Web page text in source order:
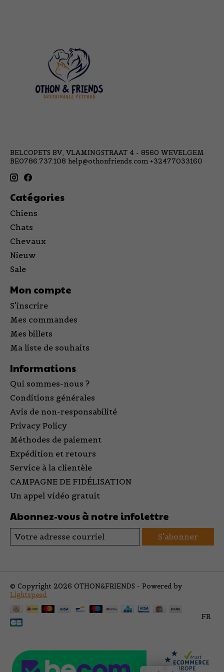
BELCOPETS BV, VLAMINGSTRAAT 4 - 8560 WEVELGEM
BE0786.737.108 help@othonfriends.com +32477033160
Catégories
Chiens
Chats
Chevaux
Nieuw
Sale
Mon compte
S'inscrire
Mes commandes
Mes billets
Ma liste de souhaits
Informations
Qui sommes-nous ?
Conditions générales
Avis de non-responsabilité
Privacy Policy
Méthodes de paiement
Expédition et retours
Service à la clientèle
CAMPAGNE DE FIDÉLISATION
Un appel vidéo gratuit
Abonnez-vous à notre infolettre
S'abonner
© Copyright 2026 OTHON&FRIENDS - Powered by
Lightspeed
FR